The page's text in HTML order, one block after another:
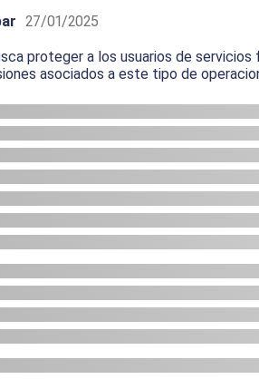
27/01/2025
proteger a los usuarios de
asociados a este tipo de